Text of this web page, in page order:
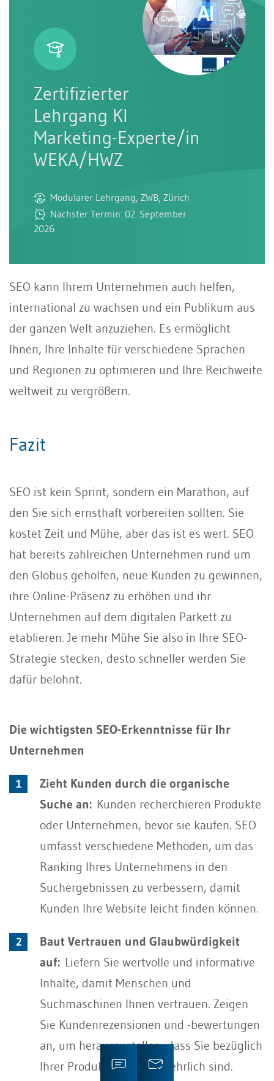
Zertifizierter
Lehrgang KI
Marketing-Experte/in
WEKA/HWZ
Modularer Lehrgang, ZWB, Zürich
Nächster Termin: 02. September
2026
SEO kann Ihrem Unternehmen auch helfen,
international zu wachsen und ein Publikum aus
der ganzen Welt anzuziehen. Es ermöglicht
Ihnen, Ihre Inhalte für verschiedene Sprachen
und Regionen zu optimieren und Ihre Reichweite
weltweit zu vergrößern.
Fazit
SEO ist kein Sprint, sondern ein Marathon, auf
den Sie sich ernsthaft vorbereiten sollten. Sie
kostet Zeit und Mühe, aber das ist es wert. SEO
hat bereits zahlreichen Unternehmen rund um
den Globus geholfen, neue Kunden zu gewinnen,
ihre Online-Präsenz zu erhöhen und ihr
Unternehmen auf dem digitalen Parkett zu
etablieren. Je mehr Mühe Sie also in Ihre SEO-
Strategie stecken, desto schneller werden Sie
dafür belohnt.
Die wichtigsten SEO-Erkenntnisse für Ihr
Unternehmen
Zieht Kunden durch die organische
Suche an: Kunden recherchieren Produkte
oder Unternehmen, bevor sie kaufen. SEO
umfasst verschiedene Methoden, um das
Ranking Ihres Unternehmens in den
Suchergebnissen zu verbessern, damit
Kunden Ihre Website leicht finden können.
Baut Vertrauen und Glaubwürdigkeit
auf: Liefern Sie wertvolle und informative
Inhalte, damit Menschen und
Suchmaschinen Ihnen vertrauen. Zeigen
Sie Kundenrezensionen und -bewertungen
an, um herauszustellen, dass Sie bezüglich
Ihrer Produkte offen und ehrlich sind.